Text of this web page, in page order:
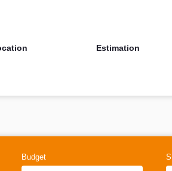
Estimation
Budget